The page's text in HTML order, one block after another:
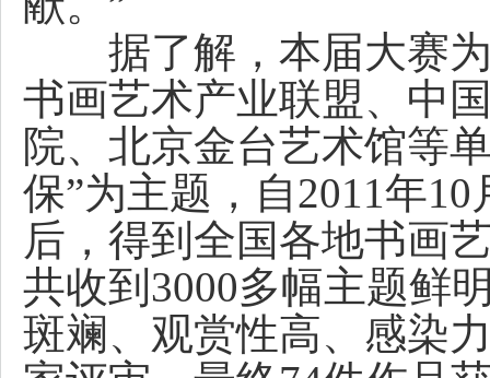
据了解，本届大赛为
书画艺术产业联盟、中
院、北京金台艺术馆等
保”为主题，自2011年
后，得到全国各地书画
共收到3000多幅主题鲜
斑斓、观赏性高、感染